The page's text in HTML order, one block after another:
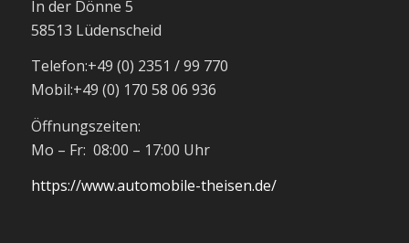
In der Dönne 5
58513 Lüdenscheid
Telefon:+49 (0) 2351 / 99 770
Mobil:+49 (0) 170 58 06 936
Öffnungszeiten:
Mo – Fr: 08:00 – 17:00 Uhr
https://www.automobile-theisen.de/